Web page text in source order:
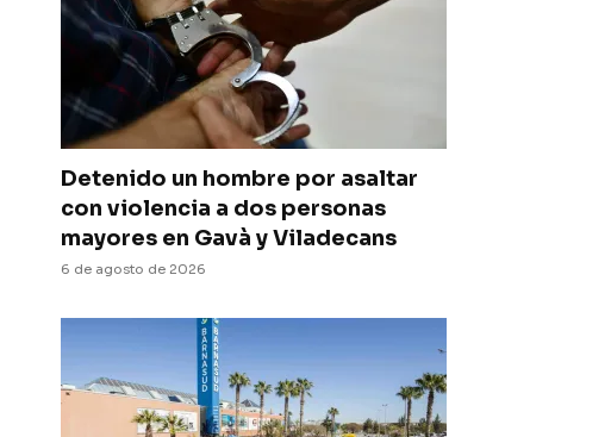
Detenido un hombre por asaltar
con violencia a dos personas
mayores en Gavà y Viladecans
6 de agosto de 2026